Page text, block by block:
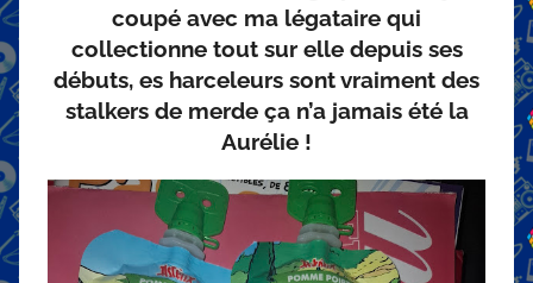
coupé avec ma légataire qui
collectionne tout sur elle depuis ses
débuts, es harceleurs sont vraiment des
stalkers de merde ça n’a jamais été la
Aurélie !